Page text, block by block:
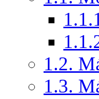
1.2.
1.3.